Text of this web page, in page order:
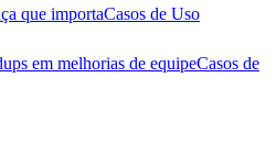
que importaCasos de Uso
em melhorias de equipeCasos de